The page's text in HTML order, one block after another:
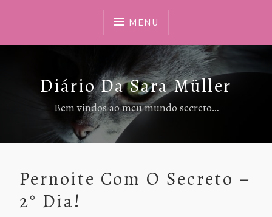
MENU
Diário Da Sara Müller
Bem vindos ao meu mundo secreto…
Pernoite Com O Secreto –
2° Dia!